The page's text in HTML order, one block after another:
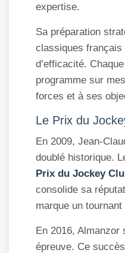
expertise.
Sa préparation
classiques français
d’efficacité. Chaque
programme sur
forces et à ses
Le Prix du
En 2009, Jean-
doublé historique.
Prix du Jockey
consolide sa
marque un
En 2016, Almanzor
épreuve. Ce